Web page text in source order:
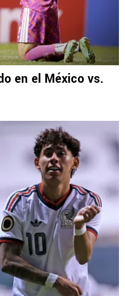
en el México vs.